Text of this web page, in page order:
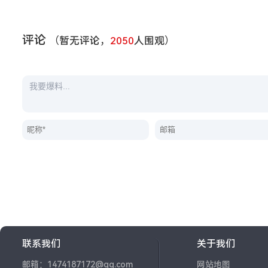
评论 （暂无评论， 2050人围观）
联系我们
邮箱：1474187172@qq.com
关于我们
网站地图